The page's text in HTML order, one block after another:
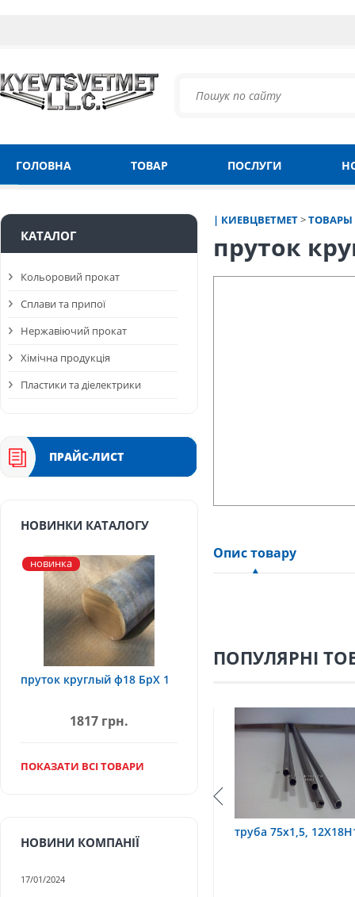
ГОЛОВНА ТОВАР ПОСЛУГИ
| КИЕВЦВЕТМЕТ>ТОВАРЫ
пруток
Опис товару
ПОПУЛЯРНІ
труба 75х1,5,
КАТАЛОГ
Кольоровий прокат
Сплави та припої
Нержавіючий прокат
Хімічна продукція
Пластики та діелектрики
ПРАЙС-ЛИСТ
НОВИНКИ КАТАЛОГУ
новинка
пруток круглый ф18 БрХ 1
1817 грн.
ПОКАЗАТИ ВСІ ТОВАРИ
НОВИНИ КОМПАНІЇ
17/01/2024